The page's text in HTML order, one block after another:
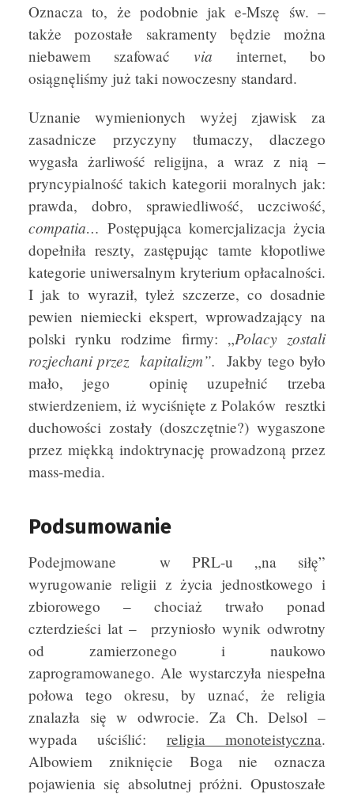
Oznacza to, że podobnie jak e-Mszę św. –
także pozostałe sakramenty będzie można
niebawem szafować via internet, bo
osiągnęliśmy już taki nowoczesny standard.
Uznanie wymienionych wyżej zjawisk za
zasadnicze przyczyny tłumaczy, dlaczego
wygasła żarliwość religijna, a wraz z nią –
pryncypialność takich kategorii moralnych jak:
prawda, dobro, sprawiedliwość, uczciwość,
compatia… Postępująca komercjalizacja życia
dopełniła reszty, zastępując tamte kłopotliwe
kategorie uniwersalnym kryterium opłacalności.
I jak to wyraził, tyleż szczerze, co dosadnie
pewien niemiecki ekspert, wprowadzający na
polski rynku rodzime firmy: „Polacy zostali
rozjechani przez kapitalizm”.Jakby tego było
mało, jego opinię uzupełnić trzeba
stwierdzeniem, iż wyciśnięte z Polaków resztki
duchowości zostały (doszczętnie?) wygaszone
przez miękką indoktrynację prowadzoną przez
mass-media.
Podsumowanie
Podejmowane w PRL-u „na siłę”
wyrugowanie religii z życia jednostkowego i
zbiorowego – chociaż trwało ponad
czterdzieści lat – przyniosło wynik odwrotny
od zamierzonego i naukowo
zaprogramowanego. Ale wystarczyła niespełna
połowa tego okresu, by uznać, że religia
znalazła się w odwrocie. Za Ch. Delsol –
wypada uściślić: religia monoteistyczna.
Albowiem zniknięcie Boga nie oznacza
pojawienia się absolutnej próżni. Opustoszałe